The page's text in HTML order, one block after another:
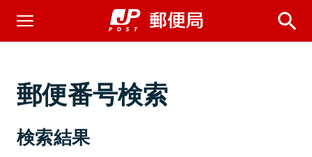
郵便番号検索
検索結果